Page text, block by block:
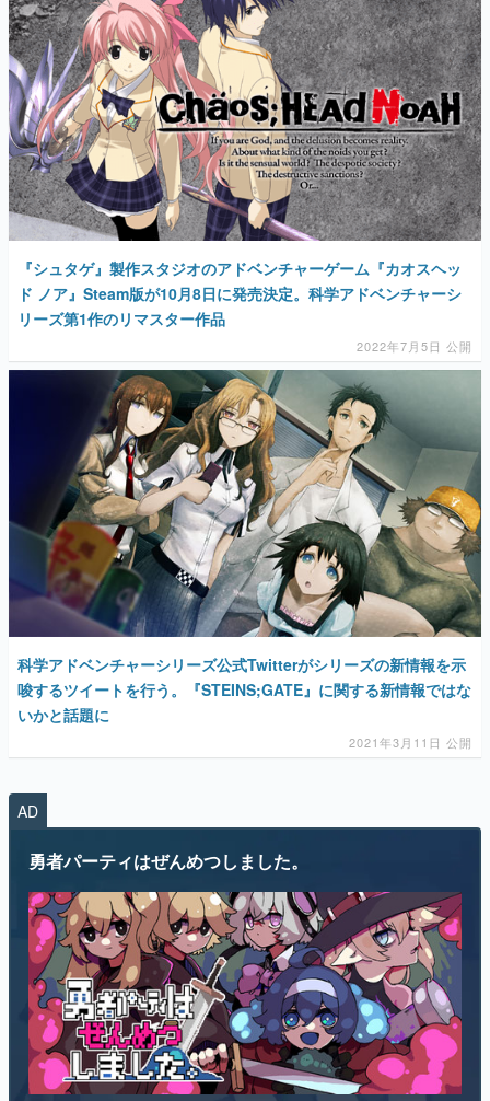
『シュタゲ』製作スタジオのアドベンチャーゲーム『カオスヘッ
ド ノア』Steam版が10月8日に発売決定。科学アドベンチャーシ
リーズ第1作のリマスター作品
2022年7月5日 公開
科学アドベンチャーシリーズ公式Twitterがシリーズの新情報を示
唆するツイートを行う。『STEINS;GATE』に関する新情報ではな
いかと話題に
2021年3月11日 公開
AD
勇者パーティはぜんめつしました。